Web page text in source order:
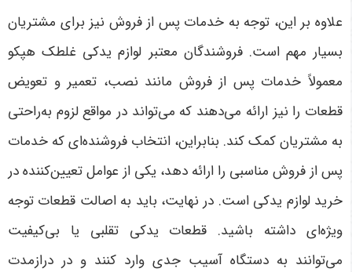
علاوه بر این، توجه به خدمات پس از فروش نیز برای مشتریان
بسیار مهم است. فروشندگان معتبر لوازم یدکی غلطک هپکو
معمولاً خدمات پس از فروش مانند نصب، تعمیر و تعویض
قطعات را نیز ارائه می‌دهند که می‌تواند در مواقع لزوم به‌راحتی
به مشتریان کمک کند. بنابراین، انتخاب فروشنده‌ای که خدمات
پس از فروش مناسبی را ارائه دهد، یکی از عوامل تعیین‌کننده در
خرید لوازم یدکی است. در نهایت، باید به اصالت قطعات توجه
ویژه‌ای داشته باشید. قطعات یدکی تقلبی یا بی‌کیفیت
می‌توانند به دستگاه آسیب جدی وارد کنند و در درازمدت